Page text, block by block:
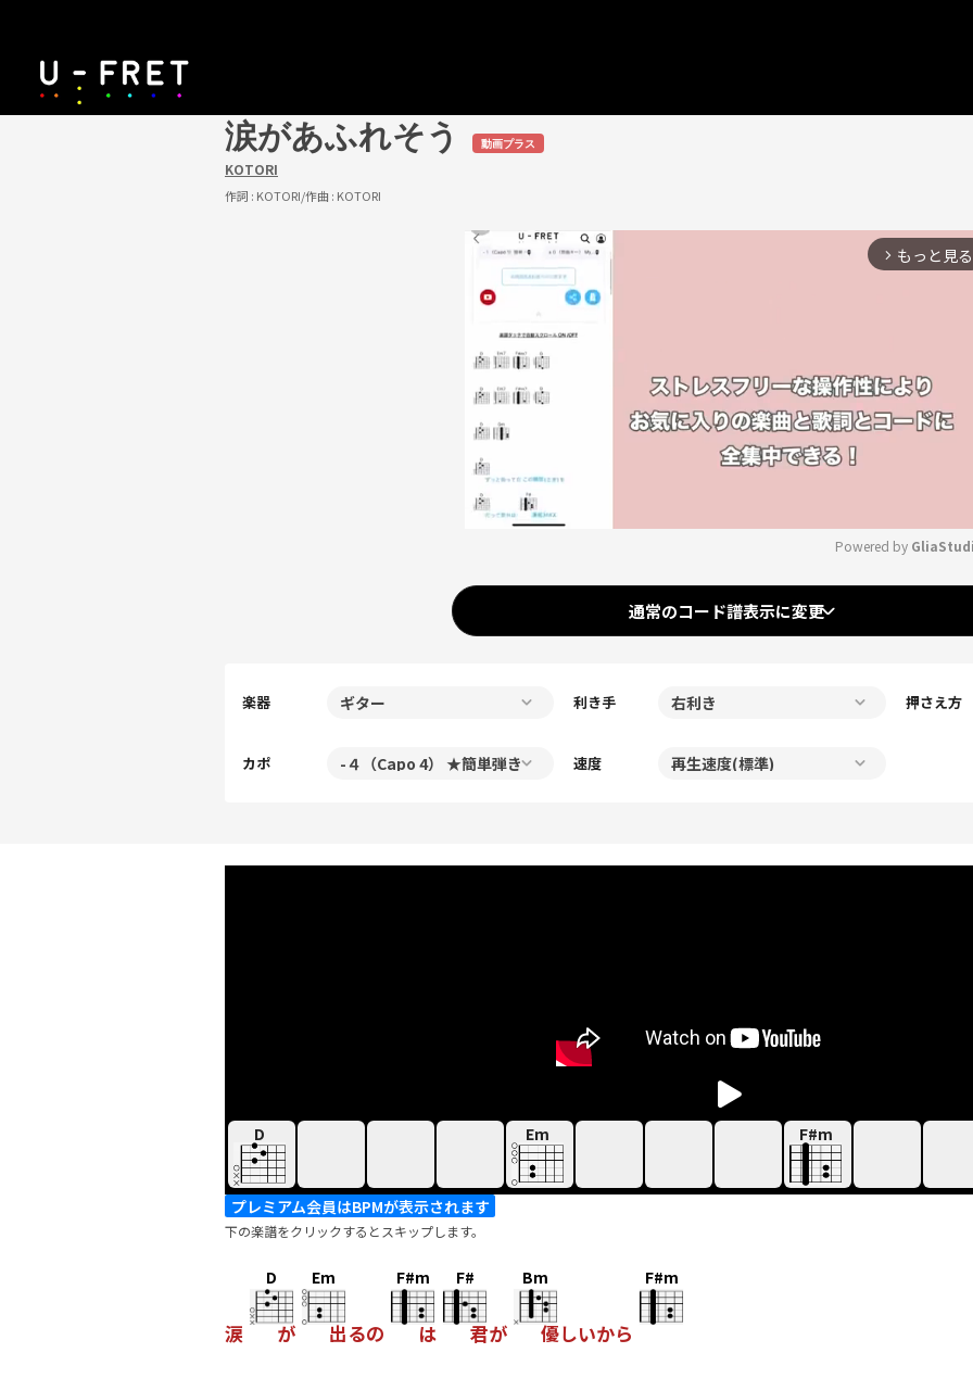
涙があふれそう 動画プラス
KOTORI
作詞 : KOTORI/作曲 : KOTORI
arrow_forward_ios もっと見る
Powered by
通常のコード譜表示に変更
楽器 利き手 押さえ方
カポ 速度
D Em F#m
プレミアム会員はBPMが表示されます
下の楽譜をクリックするとスキップします。
涙
D
が
Em
出るの
F#m
は
F#
君が
Bm
優しいから
F#m